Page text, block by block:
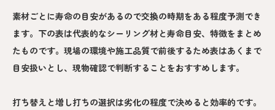
素材ごとに寿命の目安があるので交換の時期をある程度予測でき
ます。下の表は代表的なシーリング材と寿命目安、特徴をまとめ
たものです。現場の環境や施工品質で前後するため表はあくまで
目安扱いとし、現物確認で判断することをおすすめします。
打ち替えと増し打ちの選択は劣化の程度で決めると効率的です。